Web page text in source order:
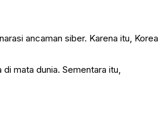
ancaman siber. Karena itu, Korea
mata dunia. Sementara itu,